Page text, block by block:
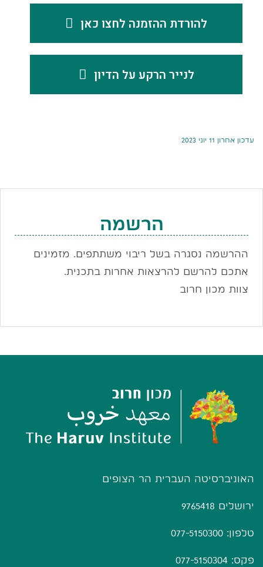
להורדת ההזמנה לחצו כאן
לנייר הרקע על הדיון
עדכון אחרון 11 יוני 2023
הרשמה
ההרשמה נסגרה בשל ריבוי משתתפים. מזמינים
אתכם להרשם להרצאות אחרות בתכנית.
צוות מכון חרוב
האוניברסיטה העברית הר הצופים
ירושלים 9765418
טלפון: 077-5150300
פקס: 077-5150304